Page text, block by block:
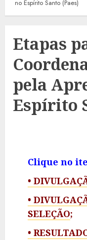
no Espírito Santo (Paes)
Etapas
pela
Espírito
Clique no
•
•
SELEÇÃO;
•